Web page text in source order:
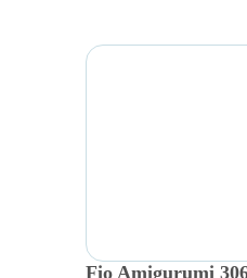
Fio Amigurumi